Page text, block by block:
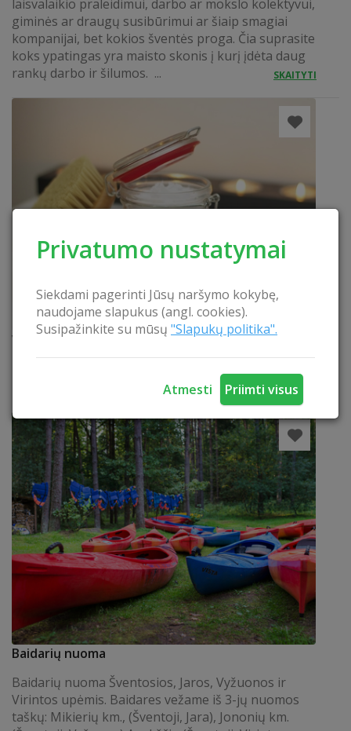
Privatumo nustatymai
Siekdami pagerinti Jūsų naršymo kokybę,
naudojame slapukus (angl. cookies).
Susipažinkite su mūsų "Slapukų politika".
Atmesti Priimti visus
laisvalaikio praleidimui, darbo ar mokslo kolektyvui,
giminės ar draugų susibūrimui ar šiaip smagiai
kompanijai, bet kokios šventės proga. Čia suprasite
koks ypatingas yra maisto skonis į kurį įdėta daug
rankų darbo ir šilumos. ...
SKAITYTI
Viso kūno šveitimas
SKAITYTI
Baidarių nuoma
Baidarių nuoma Šventosios, Jaros, Vyžuonos ir
Virintos upėmis. Baidares vežame iš 3-jų nuomos
taškų: Mikierių km., (Šventoji, Jara), Jononių km.